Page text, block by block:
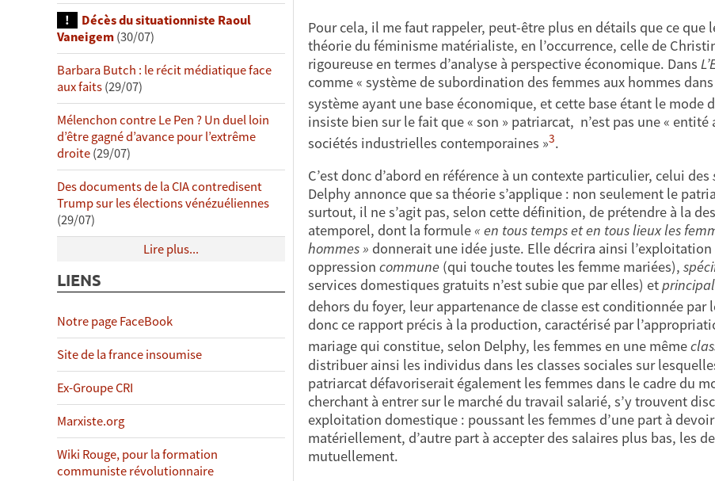
Décès du situationniste Raoul
Vaneigem(30/07)
Barbara Butch : le récit médiatique face
aux faits(29/07)
Mélenchon contre Le Pen ? Un duel loin
d’être gagné d’avance pour l’extrême
droite(29/07)
Des documents de la CIA contredisent
Trump sur les élections vénézuéliennes
(29/07)
Lire plus...
LIENS
Notre page FaceBook
Site de la france insoumise
Ex-Groupe CRI
Marxiste.org
Wiki Rouge, pour la formation
communiste révolutionnaire
Pour cela, il me faut rappeler, peut-être plus en détails que ce
théorie du féminisme matérialiste, en l’occurrence, celle de
rigoureuse en termes d’analyse à perspective économique. Dans
comme « système de subordination des femmes aux hommes
système ayant une base économique, et cette base étant le mode
insiste bien sur le fait que « son » patriarcat, n’est pas une «
sociétés industrielles contemporaines »3.
C’est donc d’abord en référence à un contexte particulier, celui des
Delphy annonce que sa théorie s’applique : non seulement le
surtout, il ne s’agit pas, selon cette définition, de prétendre à la
atemporel, dont la formule« en tous temps et en tous lieux les
hommes » donnerait une idée juste. Elle décrira ainsi
oppression commune(qui touche toutes les femme mariées),
services domestiques gratuits n’est subie que par elles) et
dehors du foyer, leur appartenance de classe est conditionnée
donc ce rapport précis à la production, caractérisé par
mariage qui constitue, selon Delphy, les femmes en une même
distribuer ainsi les individus dans les classes sociales sur
patriarcat défavoriserait également les femmes dans le cadre du
cherchant à entrer sur le marché du travail salarié, s’y trouvent
exploitation domestique : poussant les femmes d’une part à
matériellement, d’autre part à accepter des salaires plus bas, les
mutuellement.